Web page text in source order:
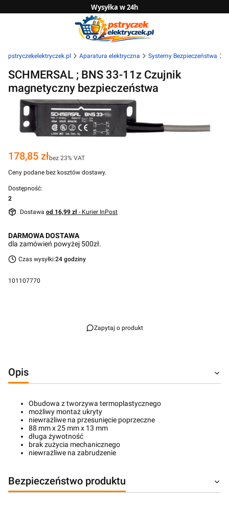
Wysyłka w 24h
Zwrot do 14 dni
Sprawdź naszą ofertę B2B
pstryczekelektryczek.pl Aparatura elektryczna Systemy Bezpieczeństwa
SCHMERSAL ; BNS 33-11z Czujnik
magnetyczny bezpieczeństwa
Cena
178,85 złbez 23% VAT
Ceny podane bez kosztów dostawy.
Dostępność:
2
Dostawa od 16,99 zł - Kurier InPost
DARMOWA DOSTAWA
dla zamówień powyżej 500zł.
Czas wysyłki:24 godziny
101107770
Zapytaj o produkt
Opis
Obudowa z tworzywa termoplastycznego
możliwy montaż ukryty
niewrażliwe na przesunięcie poprzeczne
88 mm x 25 mm x 13 mm
długa żywotność
brak zużycia mechanicznego
niewrażliwe na zabrudzenie
Bezpieczeństwo produktu